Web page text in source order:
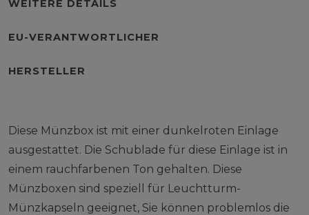
WEITERE DETAILS
EU-VERANTWORTLICHER
HERSTELLER
Diese Münzbox ist mit einer dunkelroten Einlage
ausgestattet. Die Schublade für diese Einlage ist in
einem rauchfarbenen Ton gehalten. Diese
Münzboxen sind speziell für Leuchtturm-
Münzkapseln geeignet, Sie können problemlos die